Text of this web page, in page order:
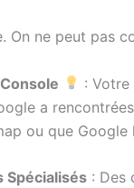
On ne peut pas
:
a
ou que
Spécialisés : Des